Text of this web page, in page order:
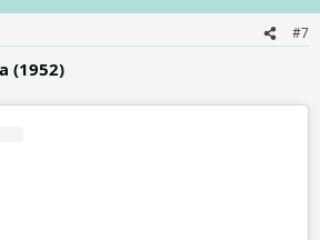
#7
(1952)